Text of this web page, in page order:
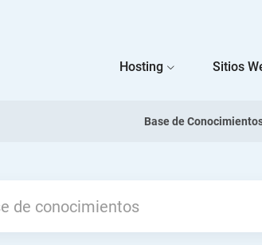
Hosting Sitios
Base de